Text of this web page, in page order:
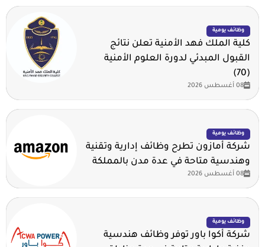
وظائف يومية
كلية الملك فهد الأمنية تعلن نتائج
القبول المبدئي لدورة العلوم الأمنية
(70)
08 أغسطس 2026
وظائف يومية
شركة أمازون تطرح وظائف إدارية وتقنية
وهندسية متاحة في عدة مدن بالمملكة
08 أغسطس 2026
وظائف يومية
شركة أكوا باور توفر وظائف هندسية